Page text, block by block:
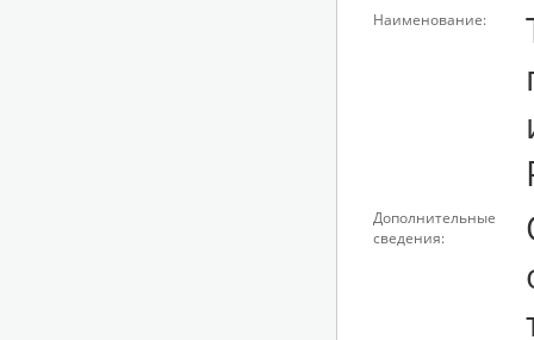
Наименование:
Дополнительные
сведения: